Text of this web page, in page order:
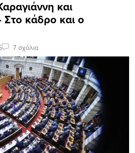
και
κάδρο και ο
7 σχόλια